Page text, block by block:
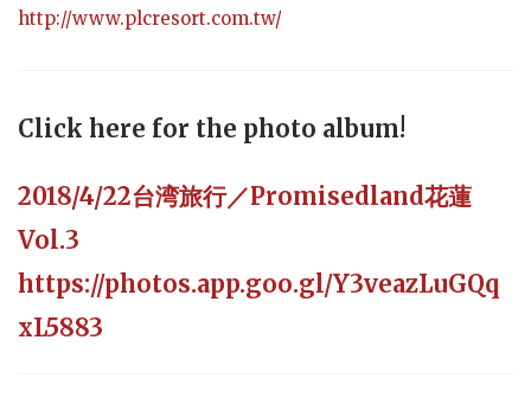
http://www.plcresort.com.tw/
Click here for the photo album!
2018/4/22台湾旅行／Promisedland花蓮
Vol.3
https://photos.app.goo.gl/Y3veazLuGQq
xL5883